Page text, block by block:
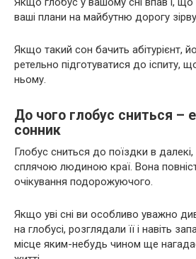
ваші плани на майбутню дорогу
Якщо такий сон бачить абітурієнт,
ретельно підготуватися до іспиту,
ньому.
До чого глобус сниться –
сонник
Глобус сниться до поїздки в далекі,
сплячою людиною краї. Вона
очікування подорожуючого.
Якщо уві сні ви особливо уважно
на глобусі, розглядали її і навіть
місце яким-небудь чином ще